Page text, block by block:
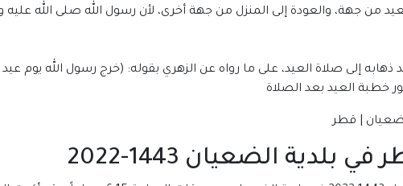
من جهة، والعودة إلى المنزل من جهة أخرى، لأن رسول الله صلى الله
إلى صلاة العيد، على ما رواه عن الزهري بقوله: (خرج رسول الله يوم
العيد بعد الصلاة
الضعيان 1443-2022